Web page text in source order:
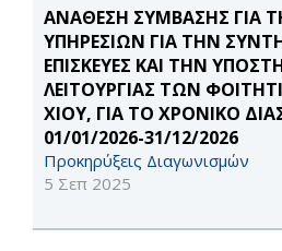
ΑΝΑΘΕΣΗ ΣΥΜΒΑΣΗΣ ΓΙΑ
ΥΠΗΡΕΣΙΩΝ ΓΙΑ ΤΗΝ
ΕΠΙΣΚΕΥΕΣ ΚΑΙ ΤΗΝ
ΛΕΙΤΟΥΡΓΙΑΣ ΤΩΝ
ΧΙΟΥ, ΓΙΑ ΤΟ ΧΡΟΝΙΚΟ
01/01/2026-31/12/2026
Προκηρύξεις Διαγωνισμών
5 Σεπ 2025